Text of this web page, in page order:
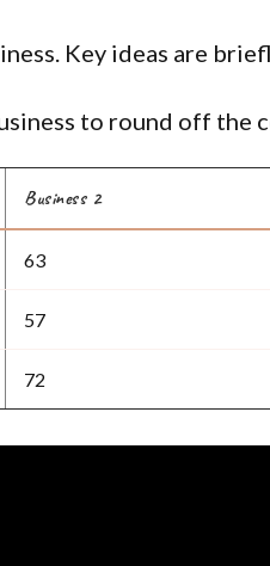
Key ideas are
to round off the
Business 2
63
57
72